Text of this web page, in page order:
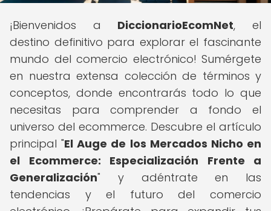
¡Bienvenidos a DiccionarioEcomNet, el
destino definitivo para explorar el fascinante
mundo del comercio electrónico! Sumérgete
en nuestra extensa colección de términos y
conceptos, donde encontrarás todo lo que
necesitas para comprender a fondo el
universo del ecommerce. Descubre el artículo
principal "El Auge de los Mercados Nicho en
el Ecommerce: Especialización Frente a
Generalización" y adéntrate en las
tendencias y el futuro del comercio